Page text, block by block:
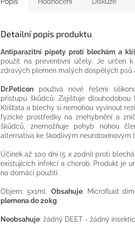
Detailní popis produktu
Antiparazitní pipety proti blechám a
použít na preventivní účely. Je určen
zdravých plemen malých dospělých psů
Dr.Peticon používá nové řešení
přístupu škůdců. Zajišťuje dlouhodobou
Klíšťata a blechy si nemohou vyvinout
fyzické prostředky na znehybnění a
škůdců, znemožňuje pohyb nohou
alternativa ke škodlivým
Účinek až 100 dní (5 x 20dní) proti
existujících infekcí a chorob. Produkt je
na domácí použití.
Objem: 5x1ml. Obsahuje: Microfluid
plemena do 20kg
Neobsahuje: žádný DEET - žádný